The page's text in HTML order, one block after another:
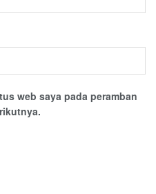
web saya pada peramban